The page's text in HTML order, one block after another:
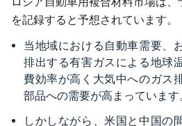
を記録すると予想されています。
当地域における自動車需要、
排出する有害ガスによる地球
費効率が高く大気中へのガス
部品への需要が高まっています
しかしながら、米国と中国の